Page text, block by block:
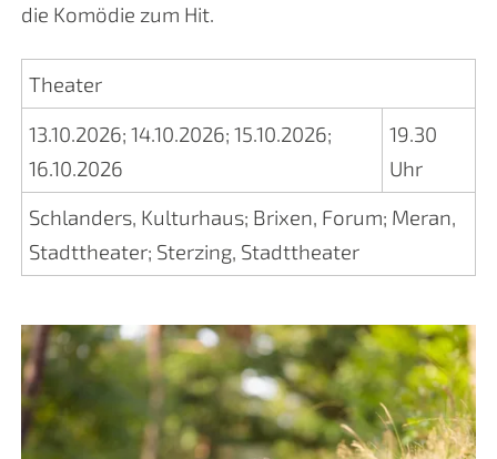
die Komödie zum Hit.
Theater
13.10.2026; 14.10.2026; 15.10.2026;
16.10.2026
19.30
Uhr
Schlanders, Kulturhaus; Brixen, Forum; Meran,
Stadttheater; Sterzing, Stadttheater